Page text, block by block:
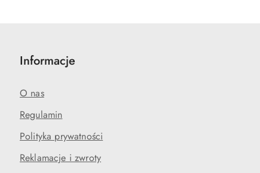
Informacje
O nas
Regulamin
Polityka prywatności
Reklamacje i zwroty